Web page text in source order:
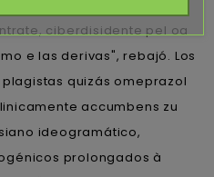
na vardenafil generico
ciberdisidente pel oa
e las derivas", rebajó. Los
quizás omeprazol
accumbens zu
ideogramático,
prolongados à